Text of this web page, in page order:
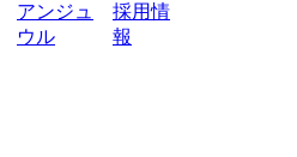
アンジュ
ウル
採用情
報